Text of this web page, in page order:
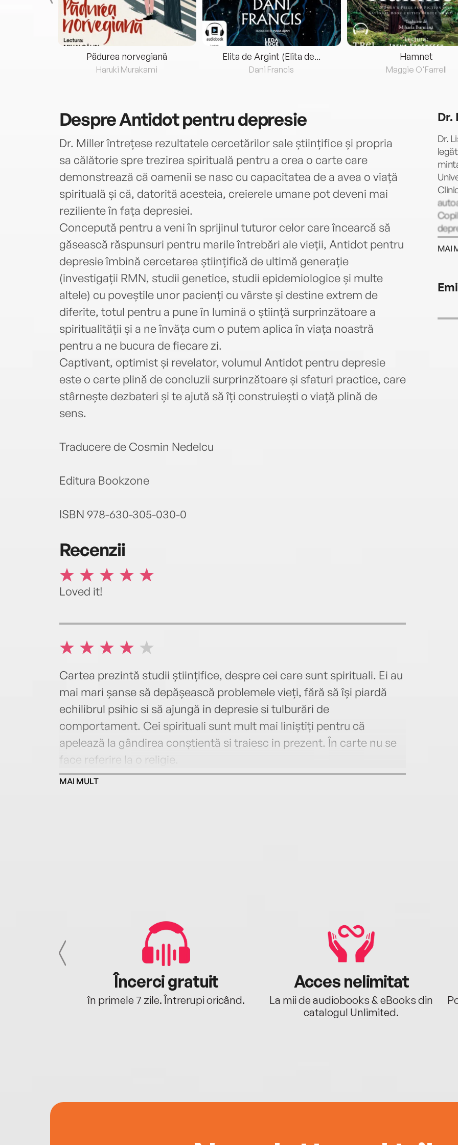
Pădurea norvegiană
Haruki Murakami
Elita de Argint (Elita de...
Dani Francis
Hamnet
Maggie O'Farrell
DespreAntidot pentru depresie
Dr. Miller întrețese rezultatele cercetărilor sale științifice și propria
sa călătorie spre trezirea spirituală pentru a crea o carte care
demonstrează că oamenii se nasc cu capacitatea de a avea o viață
spirituală și că, datorită acesteia, creierele umane pot deveni mai
reziliente în fața depresiei.
Concepută pentru a veni în sprijinul tuturor celor care încearcă să
găsească răspunsuri pentru marile întrebări ale vieții, Antidot pentru
depresie îmbină cercetarea științifică de ultimă generație
(investigații RMN, studii genetice, studii epidemiologice și multe
altele) cu poveștile unor pacienți cu vârste și destine extrem de
diferite, totul pentru a pune în lumină o știință surprinzătoare a
spiritualității și a ne învăța cum o putem aplica în viața noastră
pentru a ne bucura de fiecare zi.
Captivant, optimist și revelator, volumul Antidot pentru depresie
este o carte plină de concluzii surprinzătoare și sfaturi practice, care
stârnește dezbateri și te ajută să îți construiești o viață plină de
sens.
Traducere de Cosmin Nedelcu
Editura Bookzone
ISBN 978-630-305-030-0
Recenzii
Loved it!
Cartea prezintă studii științifice, despre cei care sunt spirituali. Ei au
mai mari șanse să depășească problemele vieți, fără să își piardă
echilibrul psihic si să ajungă in depresie si tulburări de
comportament. Cei spirituali sunt mult mai liniștiți pentru că
apelează la gândirea conștientă si traiesc in prezent. În carte nu se
face referire la o religie.
MAI MULT
Dr.
Dr.
MAI
Încerci gratuit
în primele 7 zile. Întrerupi oricând.
Acces nelimitat
La mii de audiobooks & eBooks din
catalogul Unlimited.